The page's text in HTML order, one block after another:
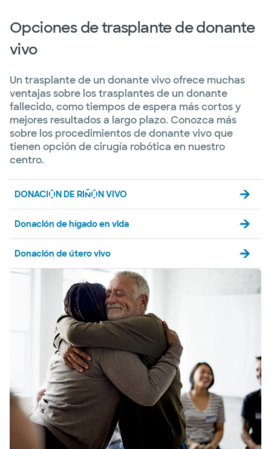
Opciones de trasplante de donante
vivo
Un trasplante de un donante vivo ofrece muchas
ventajas sobre los trasplantes de un donante
fallecido, como tiempos de espera más cortos y
mejores resultados a largo plazo. Conozca más
sobre los procedimientos de donante vivo que
tienen opción de cirugía robótica en nuestro
centro.
DONACIÓN DE RIÑÓN VIVO
Donación de hígado en vida
Donación de útero vivo